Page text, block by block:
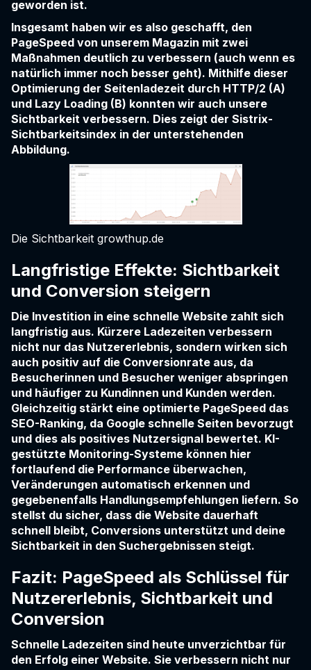
geworden ist.
Insgesamt haben wir es also geschafft, den
PageSpeed von unserem Magazin mit zwei
Maßnahmen deutlich zu verbessern (auch wenn es
natürlich immer noch besser geht). Mithilfe dieser
Optimierung der Seitenladezeit durch HTTP/2 (A)
und Lazy Loading (B) konnten wir auch unsere
Sichtbarkeit verbessern. Dies zeigt der Sistrix-
Sichtbarkeitsindex in der unterstehenden
Abbildung.
Die Sichtbarkeit growthup.de
Langfristige Effekte: Sichtbarkeit
und Conversion steigern
Die Investition in eine schnelle Website zahlt sich
langfristig aus. Kürzere Ladezeiten verbessern
nicht nur das Nutzererlebnis, sondern wirken sich
auch positiv auf die Conversionrate aus, da
Besucherinnen und Besucher weniger abspringen
und häufiger zu Kundinnen und Kunden werden.
Gleichzeitig stärkt eine optimierte PageSpeed das
SEO-Ranking, da Google schnelle Seiten bevorzugt
und dies als positives Nutzersignal bewertet. KI-
gestützte Monitoring-Systeme können hier
fortlaufend die Performance überwachen,
Veränderungen automatisch erkennen und
gegebenenfalls Handlungsempfehlungen liefern. So
stellst du sicher, dass die Website dauerhaft
schnell bleibt, Conversions unterstützt und deine
Sichtbarkeit in den Suchergebnissen steigt.
Fazit: PageSpeed als Schlüssel für
Nutzererlebnis, Sichtbarkeit und
Conversion
Schnelle Ladezeiten sind heute unverzichtbar für
den Erfolg einer Website. Sie verbessern nicht nur